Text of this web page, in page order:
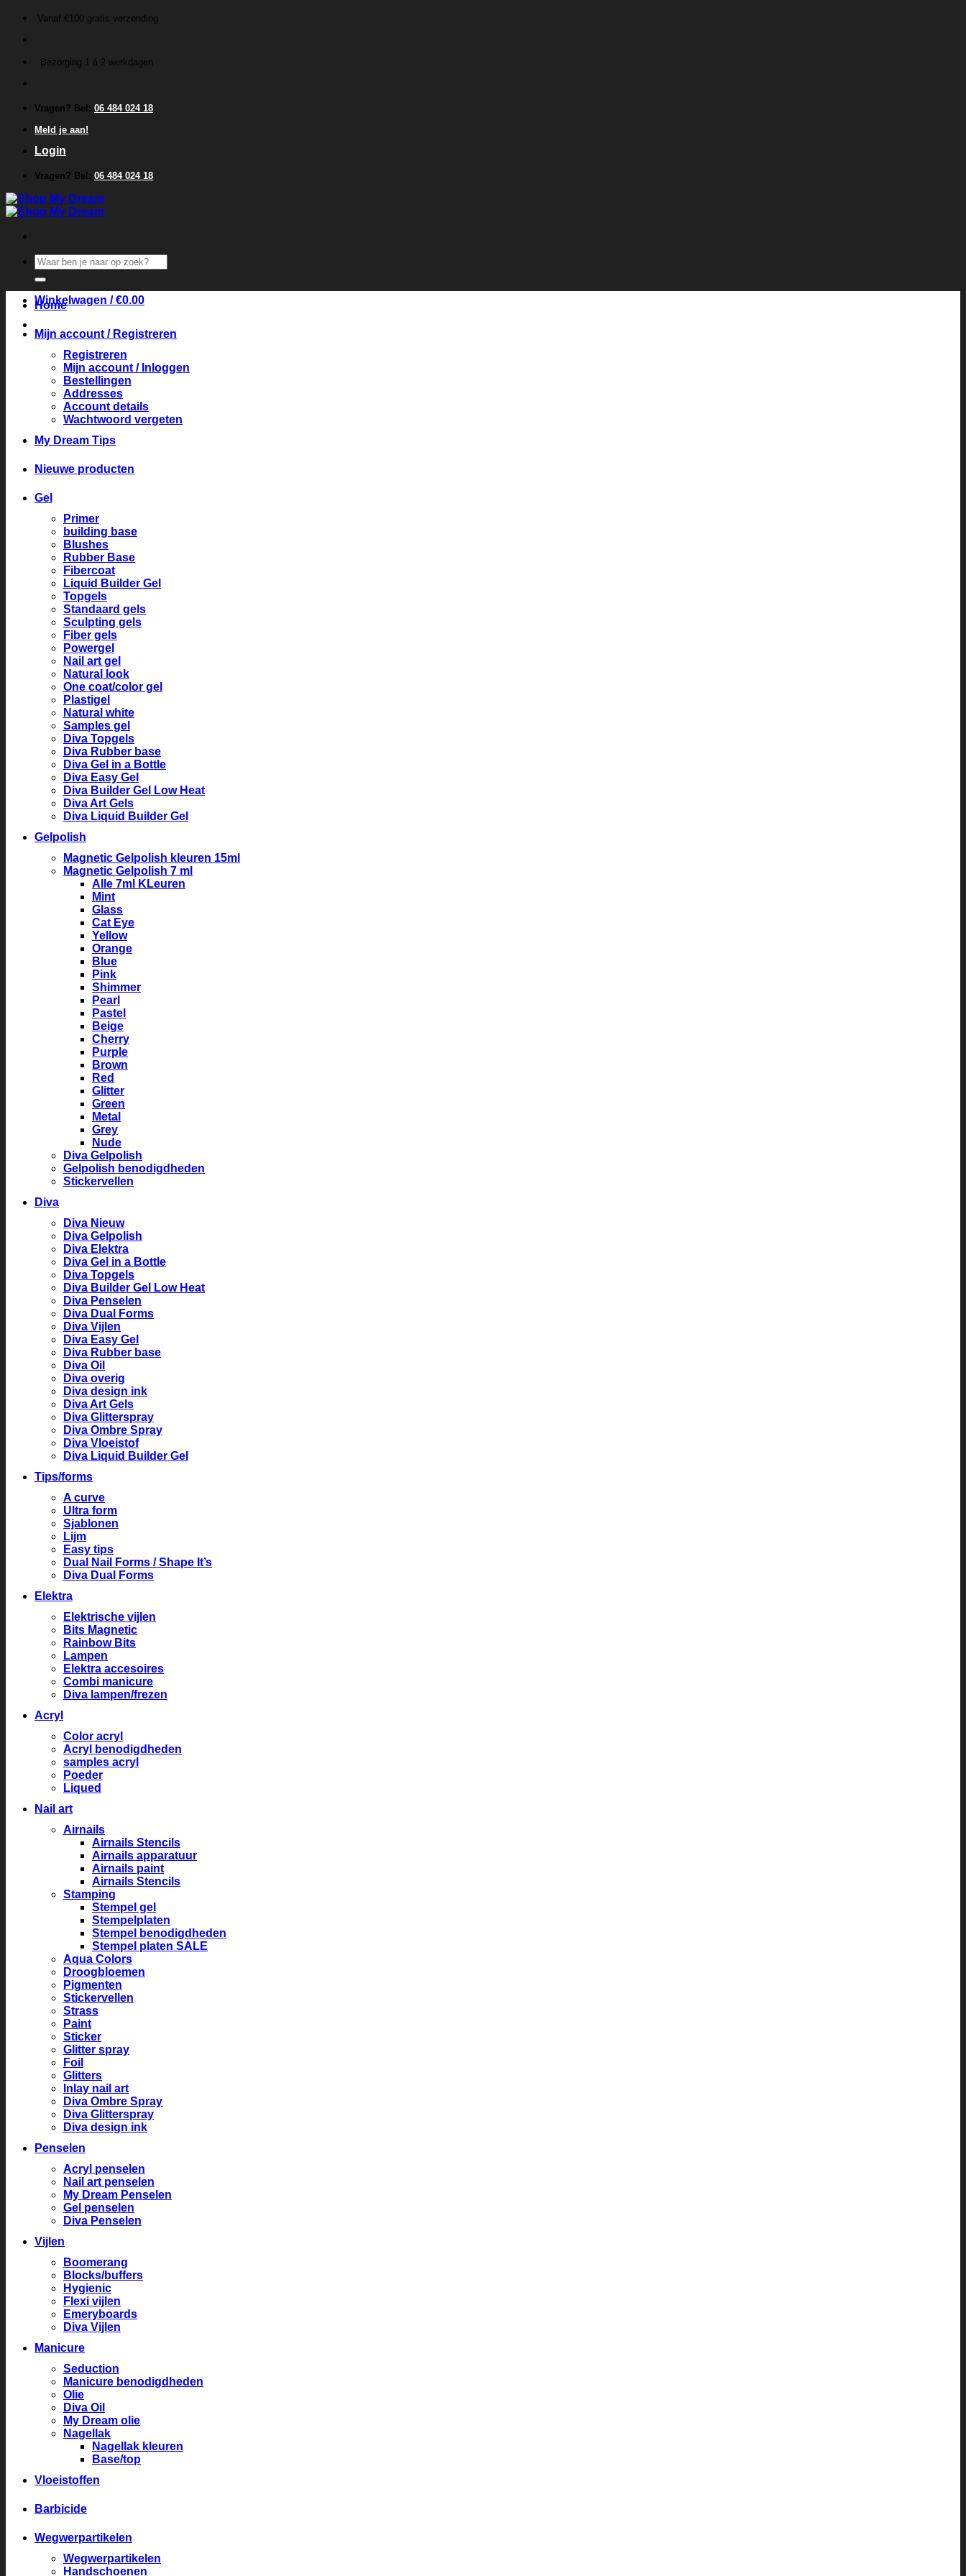
inhoud
Vanaf €100 gratis verzending
Bezorging 1 á 2 werkdagen
Vragen? Bel: 06 484 024 18
Meld je aan!
Login
Vragen? Bel: 06 484 024 18
Zoeken
naar:
Winkelwagen /€0.00
Home
Mijn account / Registreren
Registreren
Mijn account / Inloggen
Bestellingen
Addresses
Account details
Wachtwoord vergeten
My Dream Tips
Nieuwe producten
Gel
Primer
building base
Blushes
Rubber Base
Fibercoat
Liquid Builder Gel
Topgels
Standaard gels
Sculpting gels
Fiber gels
Powergel
Nail art gel
Natural look
One coat/color gel
Plastigel
Natural white
Samples gel
Diva Topgels
Diva Rubber base
Diva Gel in a Bottle
Diva Easy Gel
Diva Builder Gel Low Heat
Diva Art Gels
Diva Liquid Builder Gel
Gelpolish
Magnetic Gelpolish kleuren 15ml
Magnetic Gelpolish 7 ml
Alle 7ml KLeuren
Mint
Glass
Cat Eye
Yellow
Orange
Blue
Pink
Shimmer
Pearl
Pastel
Beige
Cherry
Purple
Brown
Red
Glitter
Green
Metal
Grey
Nude
Diva Gelpolish
Gelpolish benodigdheden
Stickervellen
Diva
Diva Nieuw
Diva Gelpolish
Diva Elektra
Diva Gel in a Bottle
Diva Topgels
Diva Builder Gel Low Heat
Diva Penselen
Diva Dual Forms
Diva Vijlen
Diva Easy Gel
Diva Rubber base
Diva Oil
Diva overig
Diva design ink
Diva Art Gels
Diva Glitterspray
Diva Ombre Spray
Diva Vloeistof
Diva Liquid Builder Gel
Tips/forms
A curve
Ultra form
Sjablonen
Lijm
Easy tips
Dual Nail Forms / Shape It’s
Diva Dual Forms
Elektra
Elektrische vijlen
Bits Magnetic
Rainbow Bits
Lampen
Elektra accesoires
Combi manicure
Diva lampen/frezen
Acryl
Color acryl
Acryl benodigdheden
samples acryl
Poeder
Liqued
Nail art
Airnails
Airnails Stencils
Airnails apparatuur
Airnails paint
Airnails Stencils
Stamping
Stempel gel
Stempelplaten
Stempel benodigdheden
Stempel platen SALE
Aqua Colors
Droogbloemen
Pigmenten
Stickervellen
Strass
Paint
Sticker
Glitter spray
Foil
Glitters
Inlay nail art
Diva Ombre Spray
Diva Glitterspray
Diva design ink
Penselen
Acryl penselen
Nail art penselen
My Dream Penselen
Gel penselen
Diva Penselen
Vijlen
Boomerang
Blocks/buffers
Hygienic
Flexi vijlen
Emeryboards
Diva Vijlen
Manicure
Seduction
Manicure benodigdheden
Olie
Diva Oil
My Dream olie
Nagellak
Nagellak kleuren
Base/top
Vloeistoffen
Barbicide
Wegwerpartikelen
Wegwerpartikelen
Handschoenen